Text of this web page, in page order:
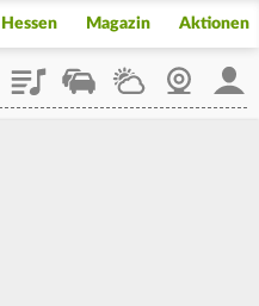
Magazin Aktionen
PlaylistStaupilotWetterWebcam